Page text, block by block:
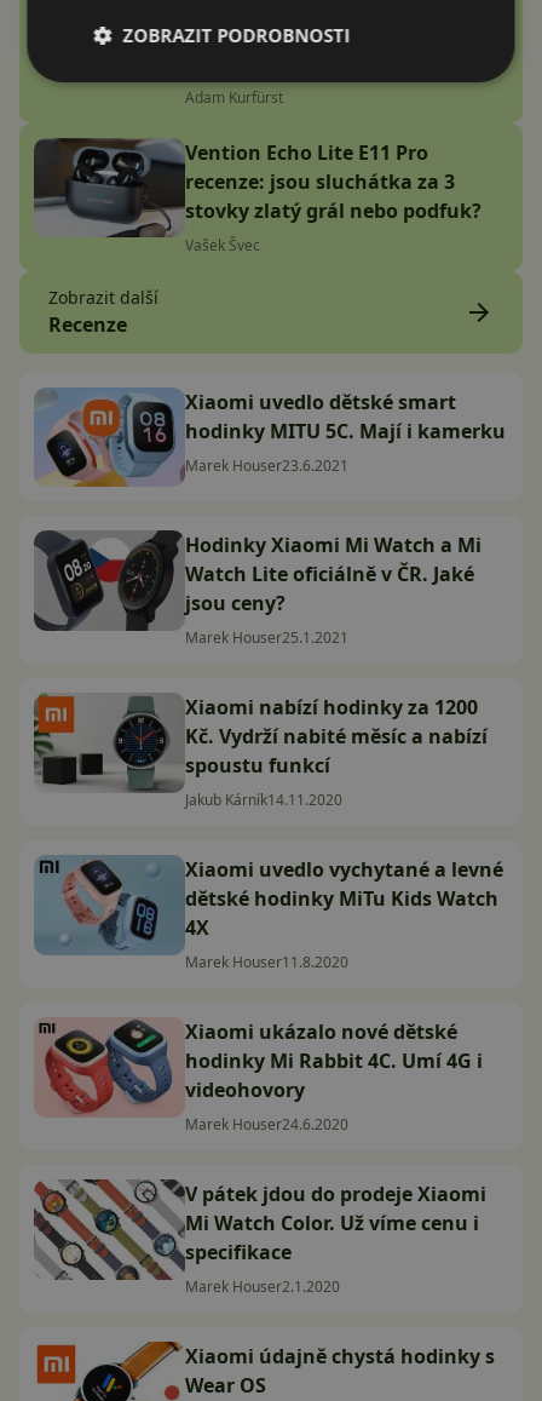
to zařízení, které jsem
Adam Kurfürst
Vention Echo Lite E11 Pro
recenze: jsou sluchátka za 3
stovky zlatý grál nebo podfuk?
Vašek Švec
Zobrazit další
Recenze
Xiaomi uvedlo dětské smart
hodinky MITU 5C. Mají i kamerku
Marek Houser23.6.2021
Hodinky Xiaomi Mi Watch a Mi
Watch Lite oficiálně v ČR. Jaké
jsou ceny?
Marek Houser25.1.2021
Xiaomi nabízí hodinky za 1200
Kč. Vydrží nabité měsíc a nabízí
spoustu funkcí
Jakub Kárník14.11.2020
Xiaomi uvedlo vychytané a levné
dětské hodinky MiTu Kids Watch
4X
Marek Houser11.8.2020
Xiaomi ukázalo nové dětské
hodinky Mi Rabbit 4C. Umí 4G i
videohovory
Marek Houser24.6.2020
V pátek jdou do prodeje Xiaomi
Mi Watch Color. Už víme cenu i
specifikace
Marek Houser2.1.2020
Xiaomi údajně chystá hodinky s
Wear OS
ZOBRAZIT PODROBNOSTI